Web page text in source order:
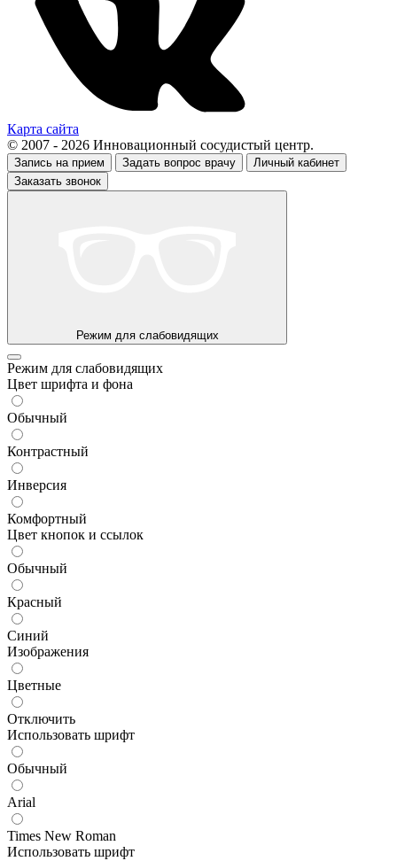
Карта сайта
© 2007 - 2026 Инновационный сосудистый центр.
Запись на прием Задать вопрос врачу
Личный кабинет
Заказать звонок
Режим для слабовидящих
Режим для слабовидящих
Цвет шрифта и фона
Обычный
Контрастный
Инверсия
Комфортный
Цвет кнопок и ссылок
Обычный
Красный
Синий
Изображения
Цветные
Отключить
Использовать шрифт
Обычный
Arial
Times New Roman
Использовать шрифт